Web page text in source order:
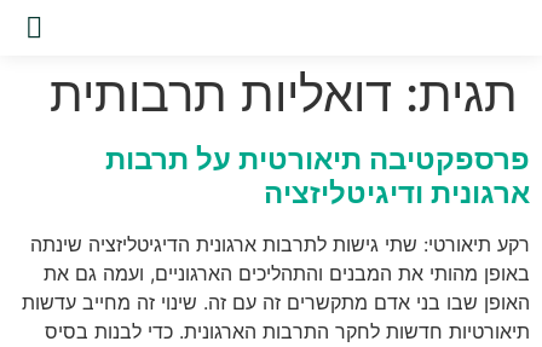
תגית: דואליות תרבותית
פרספקטיבה תיאורטית על תרבות
ארגונית ודיגיטליזציה
רקע תיאורטי: שתי גישות לתרבות ארגונית הדיגיטליזציה שינתה
באופן מהותי את המבנים והתהליכים הארגוניים, ועמה גם את
האופן שבו בני אדם מתקשרים זה עם זה. שינוי זה מחייב עדשות
תיאורטיות חדשות לחקר התרבות הארגונית. כדי לבנות בסיס